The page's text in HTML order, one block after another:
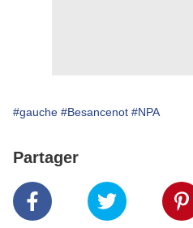
#gauche #Besancenot #NPA
Partager